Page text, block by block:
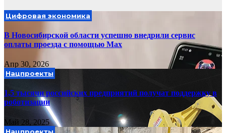
Цифровая экономика
В Новосибирской области успешно внедрили сервис
оплаты проезда с помощью Mах
Апр 30, 2026
Нацпроекты
1,5 тысячи российских предприятий получат поддержку в
роботизации
Май 28, 2025
Нацпроекты